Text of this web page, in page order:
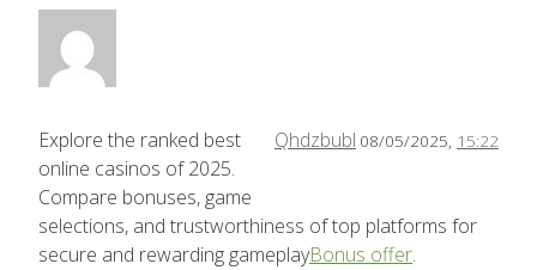
Qhdzbubl 08/05/2025, 15:22
Explore the ranked best
online casinos of 2025.
Compare bonuses, game
selections, and trustworthiness of top platforms for
secure and rewarding gameplayBonus offer.